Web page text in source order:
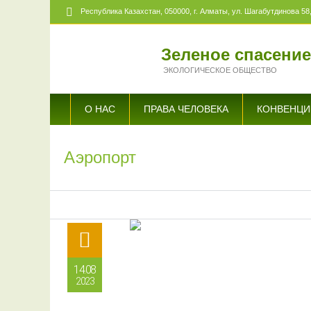
Республика Казахстан, 050000, г. Алматы, ул. Шагабутдинова
Зеленое спасение
ЭКОЛОГИЧЕСКОЕ ОБЩЕСТВО
О НАС ПРАВА ЧЕЛОВЕКА
Аэропорт
14.08
2023